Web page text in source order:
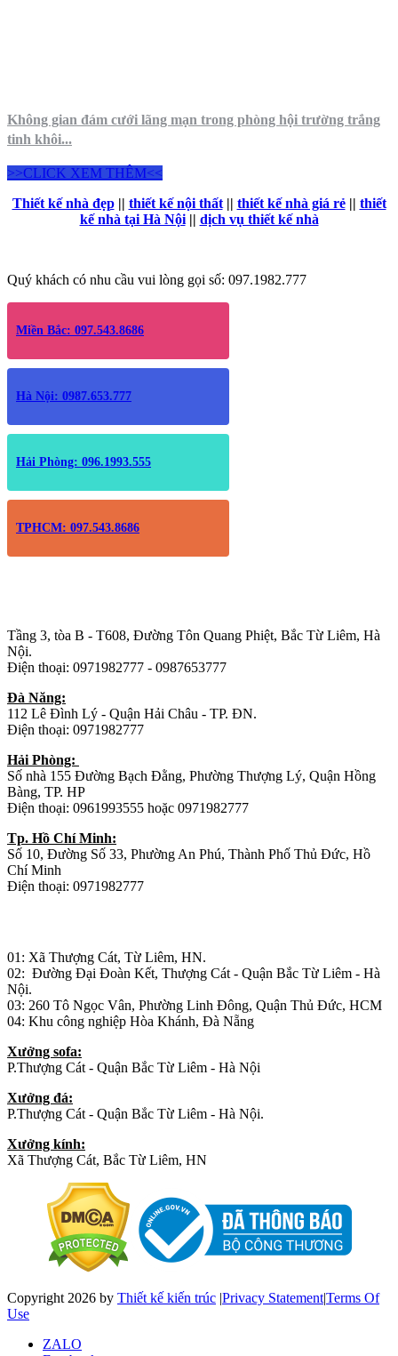
Không gian đám cưới lãng mạn trong phòng hội trường trắng
tinh khôi...
>>CLICK XEM THÊM<<
Thiết kế nhà đẹp|| thiết kế nội thất|| thiết kế nhà giá rẻ || thiết
kế nhà tại Hà Nội|| dịch vụ thiết kế nhà
Quý khách có nhu cầu vui lòng gọi số: 097.1982.777
Miền Bắc: 097.543.8686
Hà Nội: 0987.653.777
Hải Phòng: 096.1993.555
TPHCM: 097.543.8686
Tầng 3, tòa B - T608, Đường Tôn Quang Phiệt, Bắc Từ Liêm, Hà
Nội.
Điện thoại: 0971982777 - 0987653777
Đà Năng:
112 Lê Đình Lý - Quận Hải Châu - TP. ĐN.
Điện thoại: 0971982777
Hải Phòng:
Số nhà 155 Đường Bạch Đằng, Phường Thượng Lý, Quận Hồng
Bàng, TP. HP
Điện thoại: 0961993555 hoặc 0971982777
Tp. Hồ Chí Minh:
Số 10, Đường Số 33, Phường An Phú, Thành Phố Thủ Đức, Hồ
Chí Minh
Điện thoại: 0971982777
01: Xã Thượng Cát, Từ Liêm, HN.
02: Đường Đại Đoàn Kết, Thượng Cát - Quận Bắc Từ Liêm - Hà
Nội.
03: 260 Tô Ngọc Vân, Phường Linh Đông, Quận Thủ Đức, HCM
04: Khu công nghiệp Hòa Khánh, Đà Nẵng
Xưởng sofa:
P.Thượng Cát - Quận Bắc Từ Liêm - Hà Nội
Xưởng đá:
P.Thượng Cát - Quận Bắc Từ Liêm - Hà Nội.
Xưởng kính:
Xã Thượng Cát, Bắc Từ Liêm, HN
Copyright 2026 by Thiết kế kiến trúc |Privacy Statement|Terms Of
Use
ZALO